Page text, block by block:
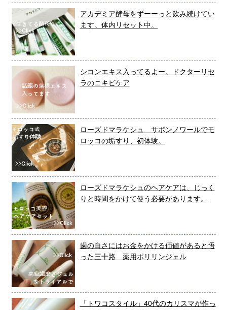
アカデミア酵母をずーーっと飲み続けてい
ます。体内リセット中。
シコンエキス入ってるよー。ドクターリセ
ラのニキビケア
ローズドマラケシュ サボンノワールでモ
ロッコの垢すり、初体験。
ローズドマラケシュのヘアケアは、じっく
りと時間をかけて使う必要があります。
歯の白さにはお金をかける価値があると悟
った三十路 薬用ポリリンジェル
「トワコスタイル」40代のカリスマが作っ